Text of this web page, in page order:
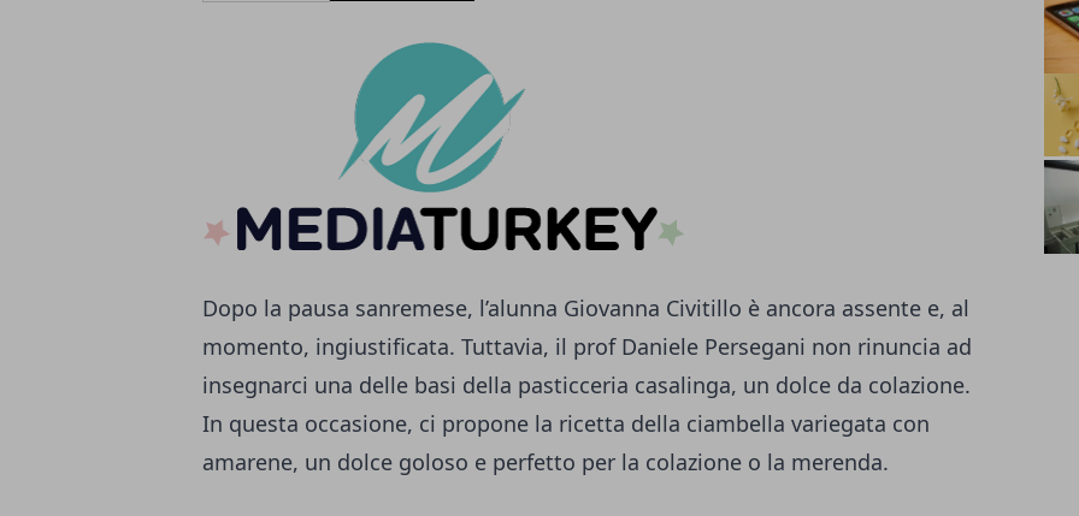
Dopo la pausa sanremese, l’alunna Giovanna Civitillo è ancora assente e, al
momento, ingiustificata. Tuttavia, il prof Daniele Persegani non rinuncia ad
insegnarci una delle basi della pasticceria casalinga, un dolce da colazione.
In questa occasione, ci propone la ricetta della ciambella variegata con
amarene, un dolce goloso e perfetto per la colazione o la merenda.